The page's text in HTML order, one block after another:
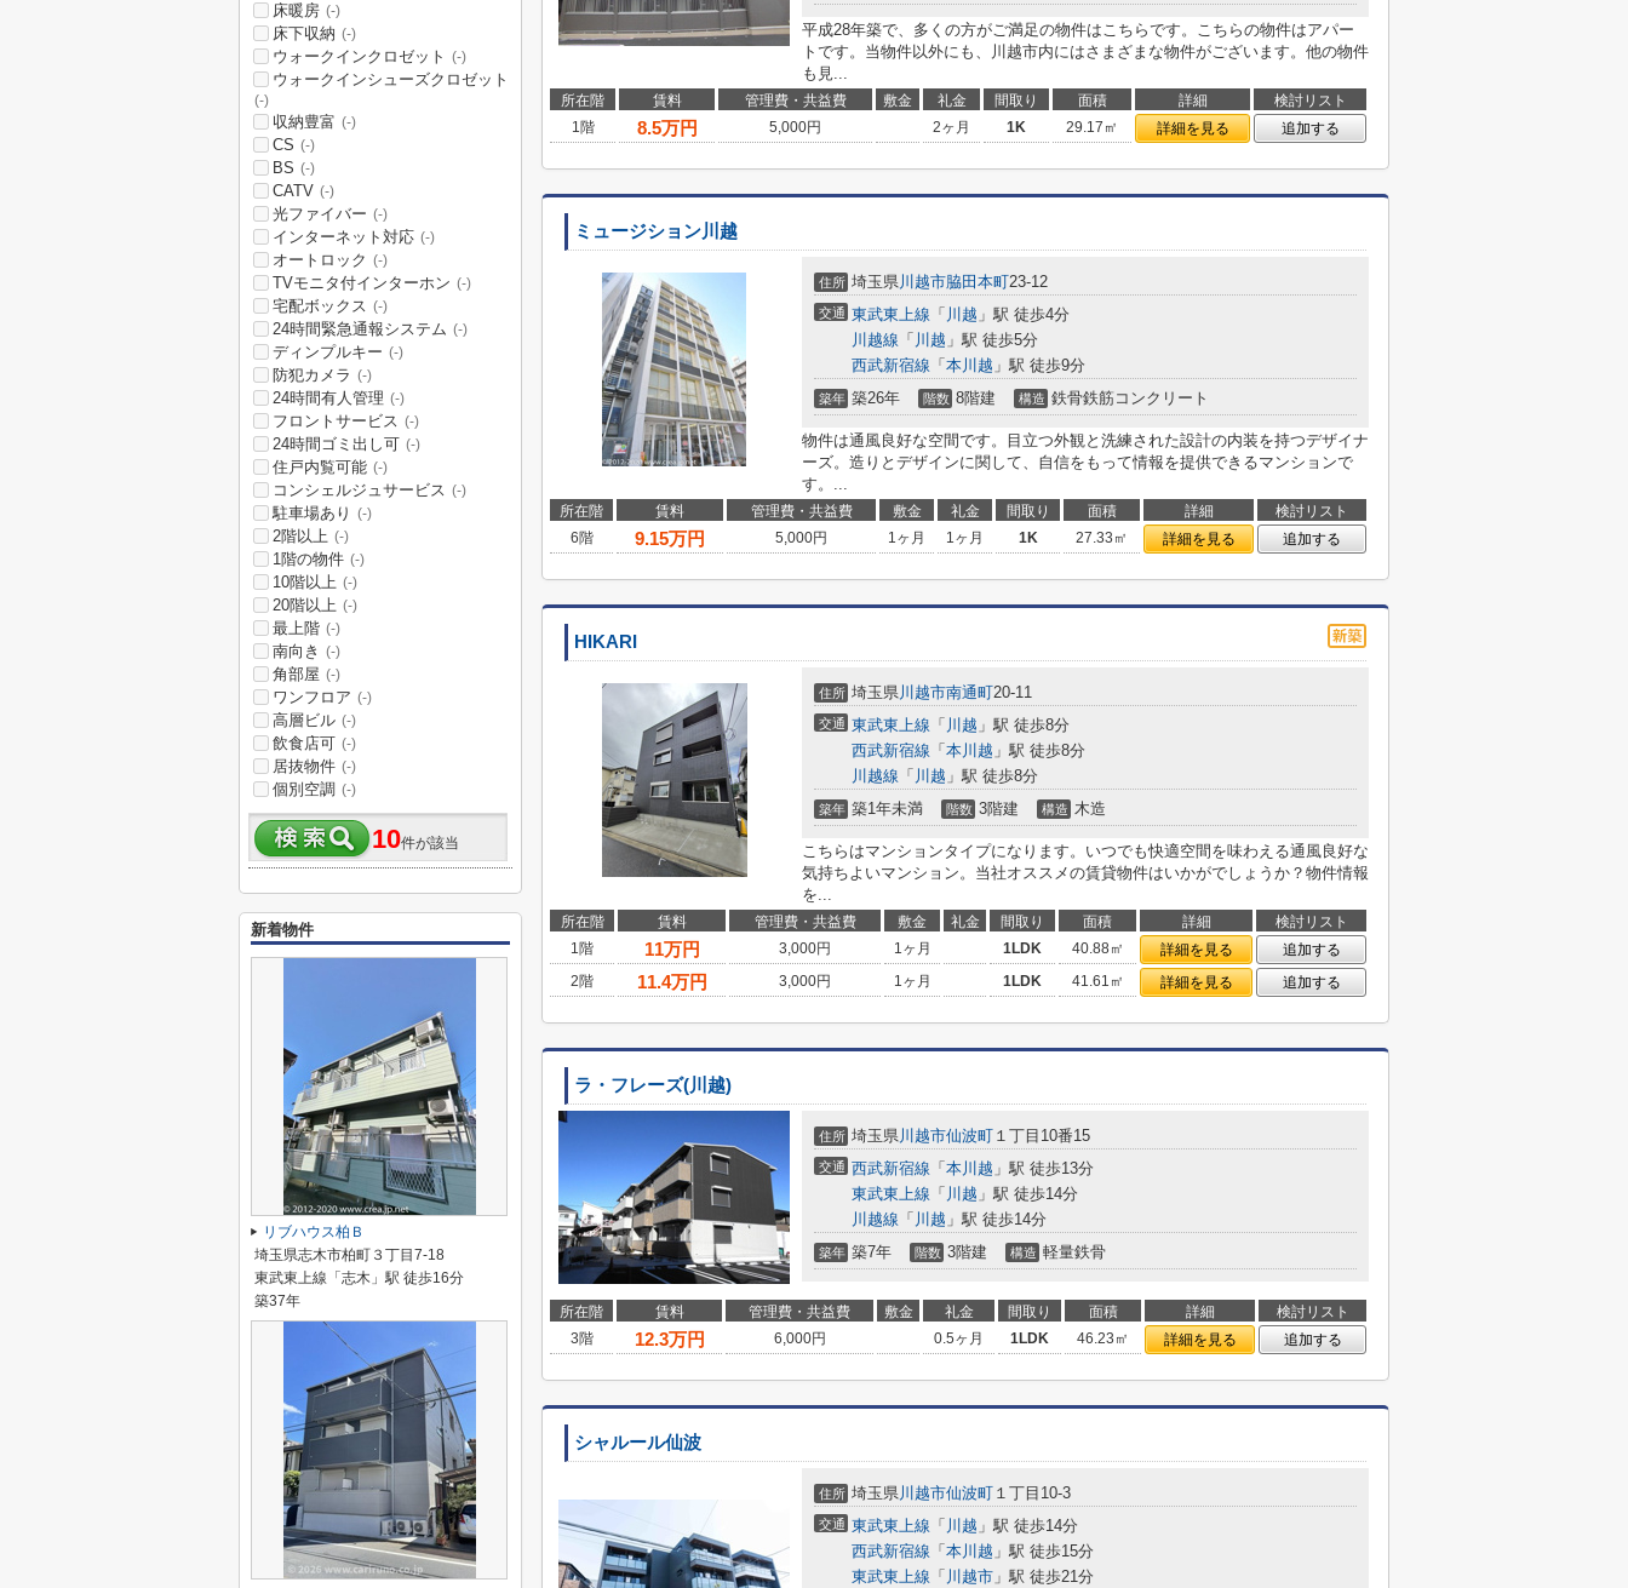
平成28年築で、多くの方がご満足の物件はこちらです。こちらの物件はアパー
トです。当物件以外にも、川越市内にはさまざまな物件がございます。他の物件
も見...
所在階 賃料 管理費・共益費 敷金 礼金 間取り 面積 詳細
検討リスト
1階
8.5万円 5,000円 2ヶ月 1K 29.17㎡ 詳細を見る 追加する
ミュージション川越
住所 埼玉県川越市脇田本町23-12
交通 東武東上線 「 川越 」駅 徒歩4分
川越線 「 川越 」駅 徒歩5分
西武新宿線 「 本川越 」駅 徒歩9分
築年 築26年 階数 8階建 構造 鉄骨鉄筋コンクリート
物件は通風良好な空間です。目立つ外観と洗練された設計の内装を持つデザイナ
ーズ。造りとデザインに関して、自信をもって情報を提供できるマンションで
す。...
所在階 賃料 管理費・共益費 敷金 礼金 間取り 面積 詳細
検討リスト
6階
9.15万円 5,000円 1ヶ月 1ヶ月 1K 27.33㎡ 詳細を見る 追加する
HIKARI
住所 埼玉県川越市南通町20-11
交通 東武東上線 「 川越 」駅 徒歩8分
西武新宿線 「 本川越 」駅 徒歩8分
川越線 「 川越 」駅 徒歩8分
築年 築1年未満 階数 3階建 構造 木造
こちらはマンションタイプになります。いつでも快適空間を味わえる通風良好な
気持ちよいマンション。当社オススメの賃貸物件はいかがでしょうか？物件情報
を...
所在階 賃料 管理費・共益費 敷金 礼金 間取り 面積 詳細
検討リスト
1階
11万円 3,000円 1ヶ月 1LDK 40.88㎡ 詳細を見る
追加する
2階
11.4万円 3,000円 1ヶ月 1LDK 41.61㎡ 詳細を見る 追加する
ラ・フレーズ(川越)
住所 埼玉県川越市仙波町 １丁目10番15
交通 西武新宿線 「 本川越 」駅 徒歩13分
東武東上線 「 川越 」駅 徒歩14分
川越線 「 川越 」駅 徒歩14分
築年 築7年 階数 3階建 構造 軽量鉄骨
所在階 賃料 管理費・共益費 敷金 礼金 間取り 面積 詳細
検討リスト
3階
12.3万円 6,000円 0.5ヶ月 1LDK 46.23㎡ 詳細を見る 追加する
シャルール仙波
住所 埼玉県川越市仙波町 １丁目10-3
交通 東武東上線 「 川越 」駅 徒歩14分
西武新宿線 「 本川越 」駅 徒歩15分
東武東上線 「 川越市 」駅 徒歩21分
床暖房 (-)
床下収納 (-)
ウォークインクロゼット (-)
ウォークインシューズクロゼット
(-)
収納豊富 (-)
CS (-)
BS (-)
CATV (-)
光ファイバー (-)
インターネット対応 (-)
オートロック (-)
TVモニタ付インターホン (-)
宅配ボックス (-)
24時間緊急通報システム (-)
ディンプルキー (-)
防犯カメラ (-)
24時間有人管理 (-)
フロントサービス (-)
24時間ゴミ出し可 (-)
住戸内覧可能 (-)
コンシェルジュサービス (-)
駐車場あり (-)
2階以上 (-)
1階の物件 (-)
10階以上 (-)
20階以上 (-)
最上階 (-)
南向き (-)
角部屋 (-)
ワンフロア (-)
高層ビル (-)
飲食店可 (-)
居抜物件 (-)
個別空調 (-)
10件が該当
新着物件
リブハウス柏Ｂ
埼玉県志木市柏町３丁目7-18
東武東上線「志木」駅 徒歩16分
築37年